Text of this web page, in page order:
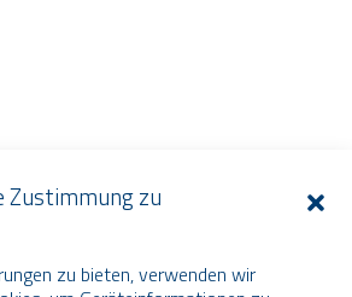
Zustimmung zu
zu bieten, verwenden wir